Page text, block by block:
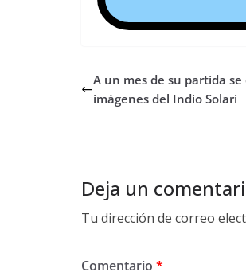
A un mes de su partida
imágenes del Indio Solari
Deja un
Tu dirección de correo
Comentario *